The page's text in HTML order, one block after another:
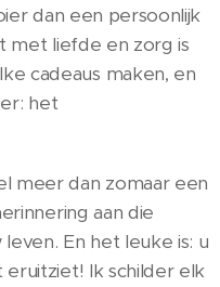
dan een persoonlijk
met liefde en zorg is
cadeaus maken, en
het
meer dan zomaar een
aan die
En het leuke is: u
Ik schilder elk